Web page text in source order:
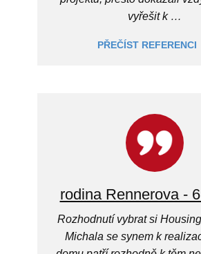
vyřešit k …
PŘEČÍST REFERENCI
rodina Rennerova -
Rozhodnutí vybrat si
Michala se synem k